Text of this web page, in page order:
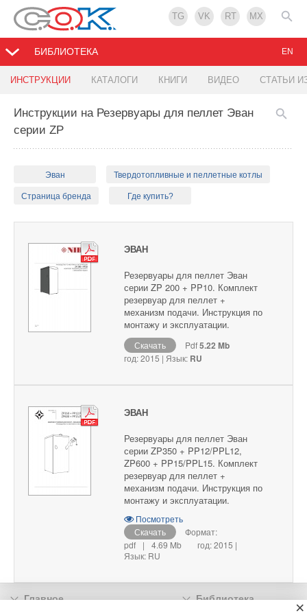
TG VK RT MX
БИБЛИОТЕКА
ИНСТРУКЦИИ КАТАЛОГИ КНИГИ ВИДЕО СТАТЬИ
EN
Инструкции на Резервуары для пеллет Эван
серии ZP
Эван Твердотопливные и пеллетные котлы
Страница бренда Где купить?
ЭВАН
Резервуары для пеллет Эван
серии ZP 200 + PP10. Комплект
резервуар для пеллет +
механизм подачи. Инструкция по
монтажу и эксплуатации.
Скачать Pdf5.22 Mb
год: 2015 | Язык: RU
ЭВАН
Резервуары для пеллет Эван
серии ZP350 + PP12/PPL12,
ZP600 + PP15/PPL15. Комплект
резервуар для пеллет +
механизм подачи. Инструкция по
монтажу и эксплуатации.
Посмотреть
Скачать
Формат:
pdf
| 4.69 Mb
год: 2015 |
Язык: RU
Главное
Библиотека
×